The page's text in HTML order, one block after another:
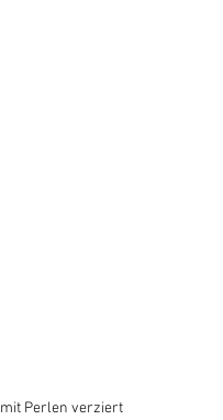
mit Perlen verziert